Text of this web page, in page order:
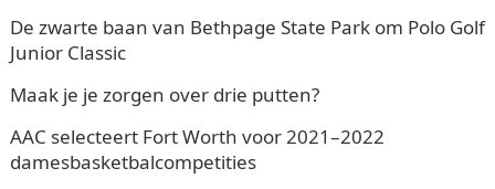
De zwarte baan van Bethpage State Park om Polo Golf
Junior Classic
Maak je je zorgen over drie putten?
AAC selecteert Fort Worth voor 2021–2022
damesbasketbalcompetities